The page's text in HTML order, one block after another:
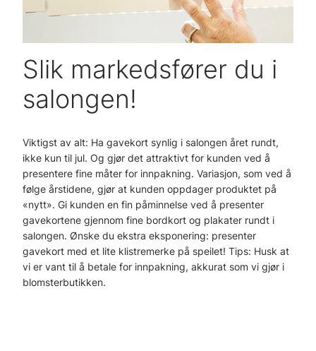
Slik markedsfører du i
salongen!
Viktigst av alt: Ha gavekort synlig i salongen året rundt,
ikke kun til jul. Og gjør det attraktivt for kunden ved å
presentere fine måter for innpakning. Variasjon, som ved å
følge årstidene, gjør at kunden oppdager produktet på
«nytt». Gi kunden en fin påminnelse ved å presenter
gavekortene gjennom fine bordkort og plakater rundt i
salongen. Ønske du ekstra eksponering: presenter
gavekort med et lite klistremerke på speilet! Tips: Husk at
vi er vant til å betale for innpakning, akkurat som vi gjør i
blomsterbutikken.